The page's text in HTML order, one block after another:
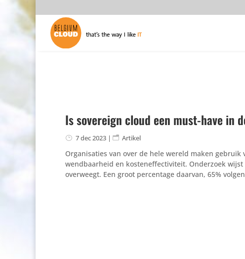
Is sovereign cloud een must-have in
7 dec 2023| Artikel
Organisaties van over de hele wereld maken
wendbaarheid en kosteneffectiviteit. Onderzoek
overweegt. Een groot percentage daarvan, 65%